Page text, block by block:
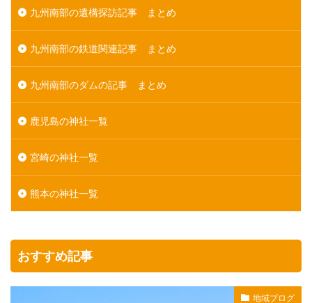
九州南部の遺構探訪記事 まとめ
九州南部の鉄道関連記事 まとめ
九州南部のダムの記事 まとめ
鹿児島の神社一覧
宮崎の神社一覧
熊本の神社一覧
おすすめ記事
地域ブログ